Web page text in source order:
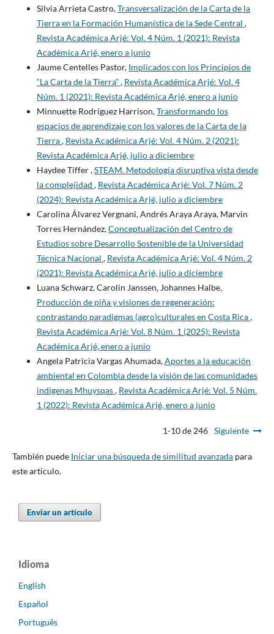
Silvia Arrieta Castro,Transversalización de la Carta de la
Tierra en la Formación Humanística de la Sede Central ,
Revista Académica Arjé: Vol. 4 Núm. 1 (2021): Revista
Académica Arjé, enero a junio
Jaume Centelles Pastor, Implicados con los Principios de
“La Carta de la Tierra”, Revista Académica Arjé: Vol. 4
Núm. 1 (2021): Revista Académica Arjé, enero a junio
Minnuette Rodríguez Harrison,Transformando los
espacios de aprendizaje con los valores de la Carta de la
Tierra, Revista Académica Arjé: Vol. 4 Núm. 2 (2021):
Revista Académica Arjé, julio a diciembre
Haydee Tiffer ,STEAM. Metodología disruptiva vista desde
la complejidad , Revista Académica Arjé: Vol. 7 Núm. 2
(2024): Revista Académica Arjé, julio a diciembre
Carolina Álvarez Vergnani, Andrés Araya Araya, Marvin
Torres Hernández,Conceptualización del Centro de
Estudios sobre Desarrollo Sostenible de la Universidad
Técnica Nacional , Revista Académica Arjé: Vol. 4 Núm. 2
(2021): Revista Académica Arjé, julio a diciembre
Luana Schwarz, Carolin Janssen, Johannes Halbe,
Producción de piña y visiones de regeneración:
contrastando paradigmas (agro)culturales en Costa Rica,
Revista Académica Arjé: Vol. 8 Núm. 1 (2025): Revista
Académica Arjé, enero a junio
Angela Patricia Vargas Ahumada,Aportes a la educación
ambiental en Colombia desde la visión de las comunidades
indígenas Mhuysqas, Revista Académica Arjé: Vol. 5 Núm.
1 (2022): Revista Académica Arjé, enero a junio
1-10 de 246 Siguiente
También puede Iniciar una búsqueda de similitud avanzadapara
este artículo.
Enviar un artículo
Idioma
English
Español
Português